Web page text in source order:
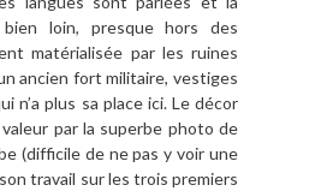
bien loin, presque hors des
matérialisée par les ruines
ancien fort militaire, vestiges
n’a plus sa place ici.Le décor
par la superbe photo de
(difficile de ne pas y voir une
travail sur les trois premiers